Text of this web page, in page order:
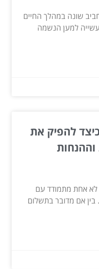
שונה במהלך החיים
למען הנשמה
להפיק את
לא אחת מתמודד עם
בין אם מדובר בתשלום